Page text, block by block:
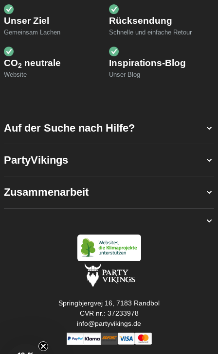
Unser Ziel
Gemeinsam Lachen
Rücksendung
Schnelle und einfache Retour
CO2 neutrale
Website
Inspirations-Blog
Unser Blog
Auf der Suche nach Hilfe?
PartyVikings
Zusammenarbeit
Springbjergvej 16, 7183 Randbol
CVR nr.: 37233978
info@partyvikings.de